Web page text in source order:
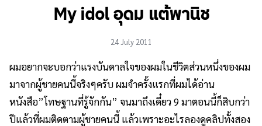
ไอนัท The VoiceMy idol อุดม แต้พานิช
24 July 2011
ผมอยากจะบอกว่าแรงบันดาลใจของผมในชีวิตส่วนหนึ่งของผม
มาจากผู้ชายคนนี้จริงๆครับ ผมจำครั้งแรกที่ผมได้อ่าน
หนังสือ”โทษฐานที่รู้จักกัน” จนมาถึงเดี๋ยว 9 มาตอนนี้ก็สิบกว่า
ปีแล้วที่ผมติดตามผู้ชายคนนี้ แล้วเพราะอะไรลองดูคลิปทั้งสอง